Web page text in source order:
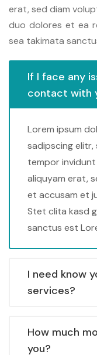
erat, sed diam
duo dolores et ea
sea takimata
If I face any
contact with
Lorem ipsum
sadipscing elitr,
tempor
aliquyam erat,
et accusam et
Stet clita kasd
sanctus est
I need know
services?
How much
you?